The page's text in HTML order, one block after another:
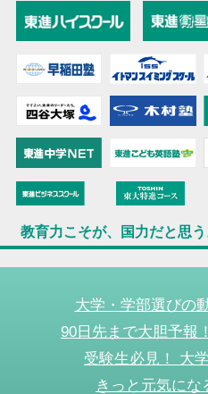
教育力こそが、国力だと思う
大学・学部選びの
90日先まで大胆予報
受験生必見！ 大
きっと元気にな